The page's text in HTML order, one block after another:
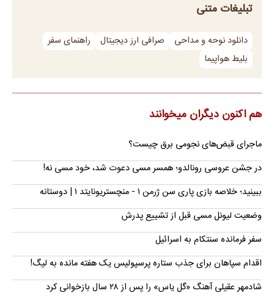
تبلیغات متنی
دانلود نوحه و مداحی صرافی ارز دیجیتال
راهنمای سفر
بلیط هواپیما
هم اکنون دیگران میخوانند
ماجرای قبض‌های نجومی برق چیست؟
در جشن عروسی رونالدو؛ همسر مسی دعوت شد، خود مسی نه!
ببینید؛ خلاصه بازی پاری سن ژرمن ۱ - منچستریونایتد ۱ | دوستانه
وضعیت لیونل مسی قبل از تشییع پدرش
سفر فرمانده سنتکام به اسرائیل
اقدام سپاهان برای جذب ستاره پرسپولیس یک هفته مانده به لیگ!
شادمهر عقیلی آهنگ «گل یاس» را پس از ۲۸ سال بازخوانی کرد